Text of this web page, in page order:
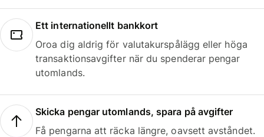
Ett internationellt bankkort
Oroa dig aldrig för valutakurspålägg eller höga
transaktionsavgifter när du spenderar pengar
utomlands.
Skicka pengar utomlands, spara på avgifter
Få pengarna att räcka längre, oavsett avståndet.